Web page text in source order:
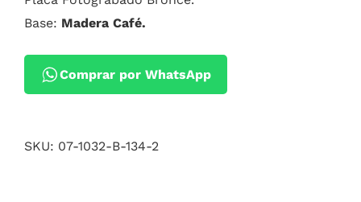
Base: Madera Café.
Comprar por WhatsApp
SKU: 07-1032-B-134-2